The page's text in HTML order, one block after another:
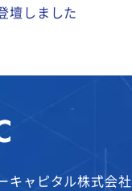
壇しました
キャピタル株式会社